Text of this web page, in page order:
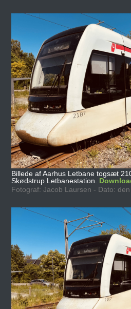
Billede af Aarhus Letbane togsæt
Skødstrup Letbanestation.
Fotograf: Jacob Laursen - Dato: